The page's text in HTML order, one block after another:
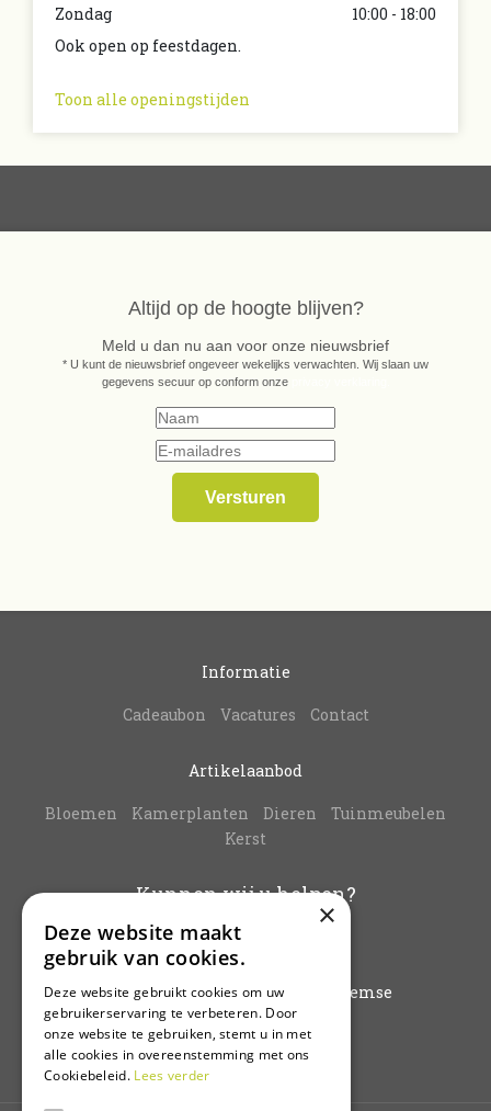
Zondag
10:00 - 18:00
Ook open op feestdagen.
Toon alle openingstijden
Altijd op de hoogte blijven?
Meld u dan nu aan voor onze nieuwsbrief
* U kunt de nieuwsbrief ongeveer wekelijks verwachten. Wij slaan uw
gegevens secuur op conform onze
Informatie
Cadeaubon Vacatures Contact
Artikelaanbod
Bloemen Kamerplanten Dieren
Tuinmeubelen
Kerst
Kunnen wij u helpen?
info@vanbuynder.be
03/771.38.20
Hoogkamerstraat 196 - 9140 Temse
Plan route
×
Deze website maakt
gebruik van cookies.
Deze website gebruikt cookies om uw
gebruikerservaring te verbeteren. Door
onze website te gebruiken, stemt u in met
alle cookies in overeenstemming met ons
Cookiebeleid. Lees verder